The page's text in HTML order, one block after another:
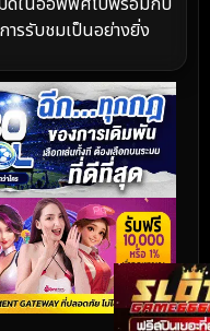
รรับชมเป็นอย่างยิ่ง